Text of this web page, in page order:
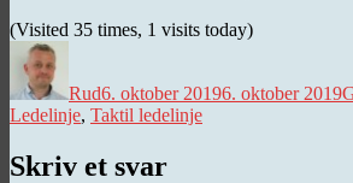
(Visited 35 times, 1 visits today)
Rud6. oktober 20196. oktober 2019
Ledelinje, Taktil ledelinje
Skriv et svar